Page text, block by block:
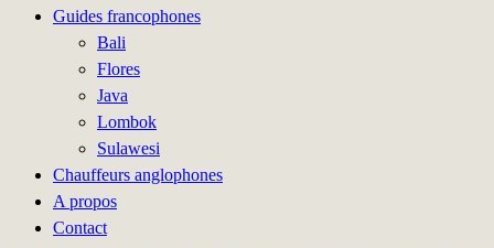
Guides francophones
Bali
Flores
Java
Lombok
Sulawesi
Chauffeurs anglophones
A propos
Contact